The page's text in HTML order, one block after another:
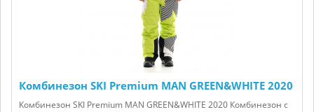
Комбинезон SKI Premium MAN GREEN&WHITE 2020
Комбинезон SKI Premium MAN GREEN&WHITE 2020 Комбинезон с